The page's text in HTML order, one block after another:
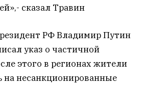
сказал Травин
РФ Владимир Путин
указ о частичной
этого в регионах жители
на несанкционированные